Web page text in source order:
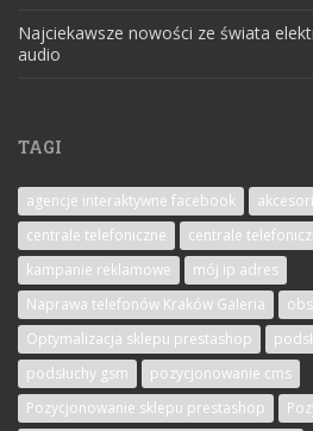
Najciekawsze nowości ze świata
audio
TAGI
agencje interaktywne facebook
centrale telefoniczne
centrale
kampanie reklamowe
mój ip adres
Naprawa telefonów Kraków Galeria
Optymalizacja sklepu prestashop
podsłuchy gsm
pozycjonowanie cms
Pozycjonowanie sklepu prestashop